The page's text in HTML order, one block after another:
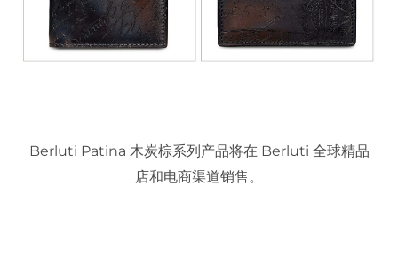
Berluti Patina 木炭棕系列产品将在 Berluti 全球精品
店和电商渠道销售。